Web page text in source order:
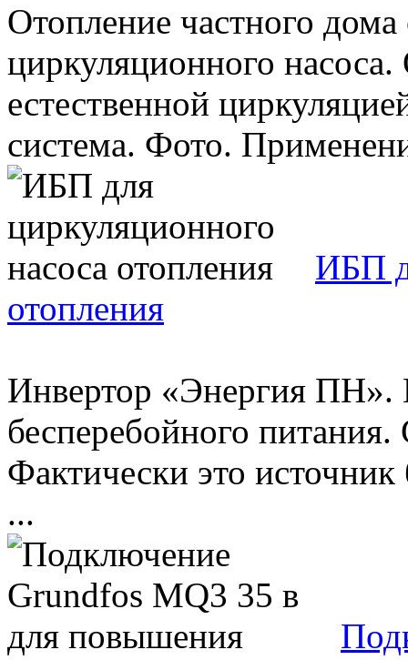
Отопление частного
циркуляционного
естественной
система. Фото.
ИБП
отопления
Инвертор «Энергия ПН».
бесперебойного
Фактически это
...